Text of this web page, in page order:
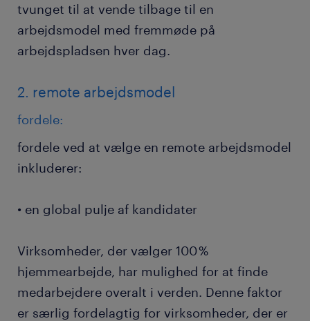
tvunget til at vende tilbage til en
arbejdsmodel med fremmøde på
arbejdspladsen hver dag.
2. remote arbejdsmodel
fordele:
fordele ved at vælge en remote arbejdsmodel
inkluderer:
• en global pulje af kandidater
Virksomheder, der vælger 100 %
hjemmearbejde, har mulighed for at finde
medarbejdere overalt i verden. Denne faktor
er særlig fordelagtig for virksomheder, der er